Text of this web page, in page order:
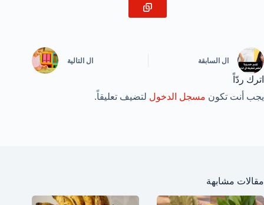
ال السابقة ال التالية
اترك ردّاً
يجب أنت تكون مسجل الدخول لتضيف تعليقاً.
مقالات مشابهة